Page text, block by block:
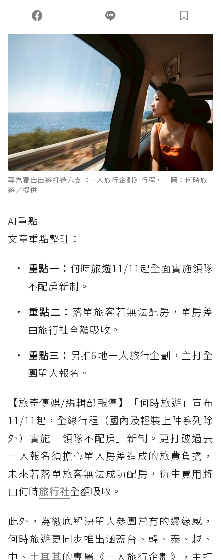
專為獨自出遊打造六支《一人旅行企劃》行程。 圖：何時旅
遊／提供
AI重點
文章重點整理：
重點一： 何時旅遊11/11起全面實施領隊
不配房新制。
重點二： 落單旅客若無法配房，單房差
由旅行社全額吸收。
重點三： 另推6地一人旅行企劃，主打全
團單人報名。
【旅奇傳媒/編輯部報導】「何時旅遊」宣布
11/11起，全線行程（國內及輕裝上陣系列除
外）實施「領隊不配房」新制。更打破過去
一人報名須擔心單人房差造成的旅費負擔，
未來若落單旅客無法成功配房，衍生費用將
由何時旅行社全額吸收。
此外，為徹底解決單人參團常有的邊緣感，
何時旅遊更同步推出涵蓋台、韓、泰、越、
中、 土耳其的專屬《一人旅行企劃》，主打